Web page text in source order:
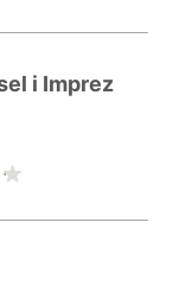
i Imprez